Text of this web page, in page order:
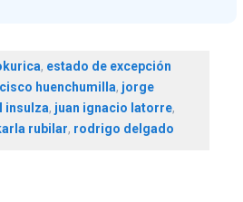
, estado de excepción
huenchumilla, jorge
insulza, juan ignacio latorre,
rubilar, rodrigo delgado